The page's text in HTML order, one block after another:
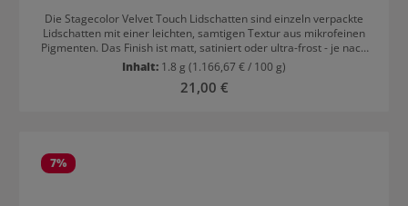
Die Stagecolor Velvet Touch Lidschatten sind einzeln verpackte
Lidschatten mit einer leichten, samtigen Textur aus mikrofeinen
Pigmenten. Das Finish ist matt, satiniert oder ultra-frost - je nach
Farbe. Dank der Formulierung lassen sich die Velvet Touch
Lidschatten spielend leicht verblenden und halten lange. Sie
überzeugen mit Farbbrillian und Leuchtkraft. Der Stagecolor Velvet
Inhalt: 1.8 g (1.166,67 € / 100 g)
Regulärer Preis:
21,00 €
7%